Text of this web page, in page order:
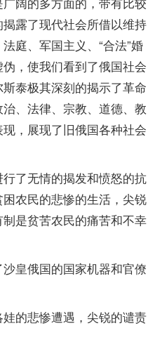
露了现代社会所借以维持
、军国主义、“合法”婚
，使我们看到了俄国社会
泰极其深刻的揭示了革命
、法律、宗教、道德、教
，展现了旧俄国各种社会
了无情的揭发和愤怒的抗
农民的悲惨的生活，尖锐
是贫苦农民的痛苦和不幸
皇俄国的国家机器和官僚
的悲惨遭遇，尖锐的谴责